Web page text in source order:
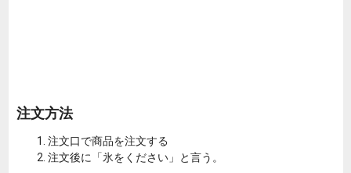
注文方法
注文口で商品を注文する
注文後に「氷をください」と言う。